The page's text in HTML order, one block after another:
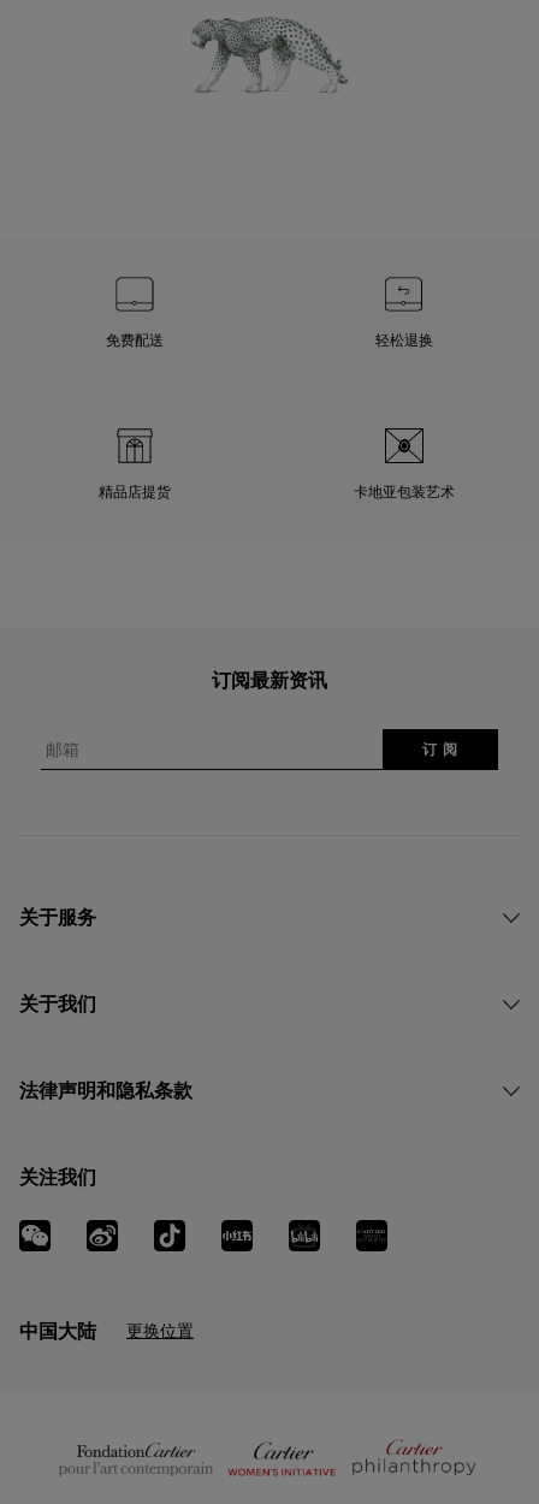
免费配送 轻松退换
精品店提货 卡地亚包装艺术
订阅最新资讯
邮箱 订 阅
关于服务
关于我们
法律声明和隐私条款
关注我们
中国大陆 更换位置